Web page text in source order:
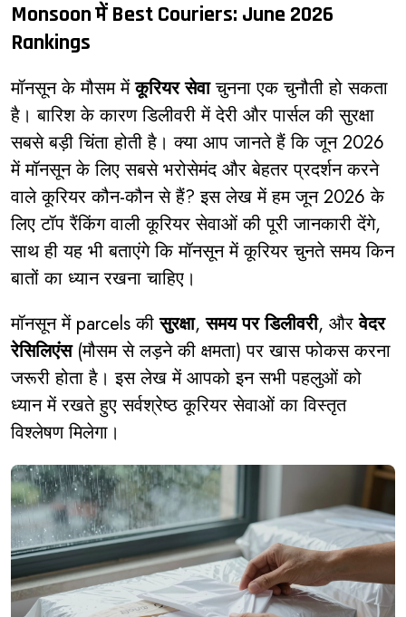
Monsoon में Best Couriers: June 2026
Rankings
मॉनसून के मौसम मेंकूरियर सेवाचुनना एक चुनौती हो सकता
है। बारिश के कारण डिलीवरी में देरी और पार्सल की सुरक्षा
सबसे बड़ी चिंता होती है। क्या आप जानते हैं कि जून 2026
में मॉनसून के लिए सबसे भरोसेमंद और बेहतर प्रदर्शन करने
वाले कूरियर कौन-कौन से हैं? इस लेख में हम जून 2026 के
लिए टॉप रैंकिंग वाली कूरियर सेवाओं की पूरी जानकारी देंगे,
साथ ही यह भी बताएंगे कि मॉनसून में कूरियर चुनते समय किन
बातों का ध्यान रखना चाहिए।
मॉनसून में parcels कीसुरक्षा,समय पर डिलीवरी, औरवेदर
रेसिलिएंस(मौसम से लड़ने की क्षमता) पर खास फोकस करना
जरूरी होता है। इस लेख में आपको इन सभी पहलुओं को
ध्यान में रखते हुए सर्वश्रेष्ठ कूरियर सेवाओं का विस्तृत
विश्लेषण मिलेगा।